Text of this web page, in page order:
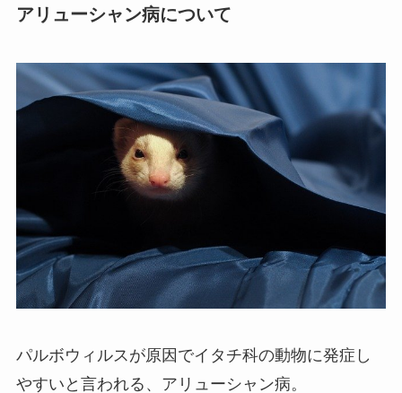
アリューシャン病について
パルボウィルスが原因でイタチ科の動物に発症し
やすいと言われる、アリューシャン病。